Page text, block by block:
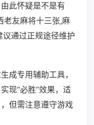
此怀疑是不是有
老友麻将十三张,麻
通过正规途径维护
成专用辅助工具，
现“必胜”效果，适
但需注意遵守游戏